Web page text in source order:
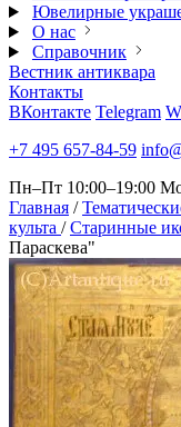
Ювелирные
О нас
Справочник
Вестник антиквара
Контакты
ВКонтакте Telegram
+7 495 657-84-59
Пн–Пт 10:00–19:00
Главная /
культа / Старинные
Параскева"